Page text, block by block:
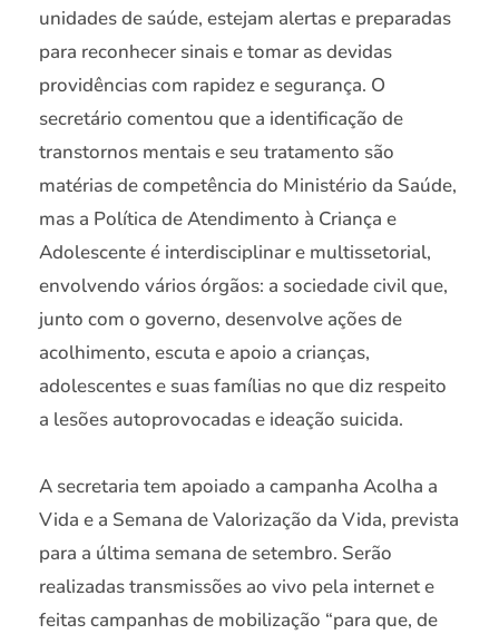
unidades de saúde, estejam alertas e preparadas
para reconhecer sinais e tomar as devidas
providências com rapidez e segurança. O
secretário comentou que a identificação de
transtornos mentais e seu tratamento são
matérias de competência do Ministério da Saúde,
mas a Política de Atendimento à Criança e
Adolescente é interdisciplinar e multissetorial,
envolvendo vários órgãos: a sociedade civil que,
junto com o governo, desenvolve ações de
acolhimento, escuta e apoio a crianças,
adolescentes e suas famílias no que diz respeito
a lesões autoprovocadas e ideação suicida.
A secretaria tem apoiado a campanha Acolha a
Vida e a Semana de Valorização da Vida, prevista
para a última semana de setembro. Serão
realizadas transmissões ao vivo pela internet e
feitas campanhas de mobilização “para que, de